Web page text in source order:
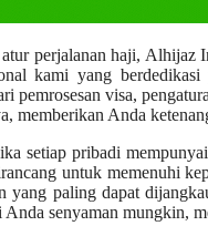
perjalanan haji,
kami yang
pemrosesan visa,
memberikan Anda
setiap pribadi
untuk memenuhi
paling dapat
senyaman mungkin,